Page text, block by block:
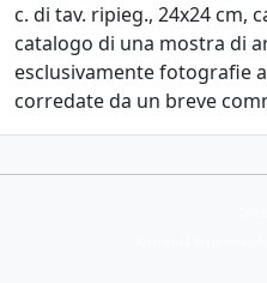
c. di tav. ripieg., 24x24 cm,
catalogo di una mostra di
esclusivamente fotografie
corredate da un breve